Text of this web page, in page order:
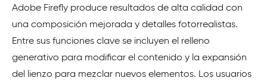
Adobe Firefly produce resultados de alta calidad con
una composición mejorada y detalles fotorrealistas.
Entre sus funciones clave se incluyen el relleno
generativo para modificar el contenido y la expansión
del lienzo para mezclar nuevos elementos. Los usuarios